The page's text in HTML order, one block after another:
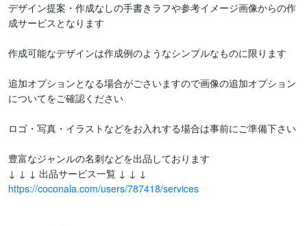
デザイン提案・作成なしの手書きラフや参考イメージ画像からの作
成サービスとなります
作成可能なデザインは作成例のようなシンプルなものに限ります
追加オプションとなる場合がごさいますので画像の追加オプション
についてをご確認ください
ロゴ・写真・イラストなどをお入れする場合は事前にご準備下さい
豊富なジャンルの名刺などを出品しております
https://coconala.com/users/787418/services